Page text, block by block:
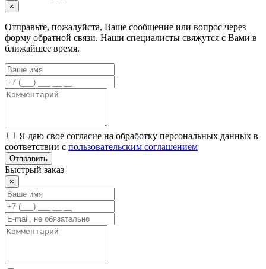
×
Отправьте, пожалуйста, Ваше сообщение или вопрос через
форму обратной связи. Наши специалисты свяжутся с Вами в
ближайшее время.
Я даю свое согласие на обработку персональных данных в
соответствии с пользовательским соглашением
Отправить
Быстрый заказ
×